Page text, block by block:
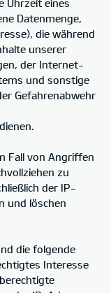
Uhrzeit eines
Datenmenge,
die während
unserer
der Internet-
und sonstige
Gefahrenabwehr
Fall von Angriffen
zu
der IP-
und löschen
die folgende
Interesse